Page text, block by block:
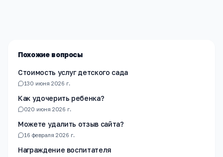
Похожие вопросы
Стоимость услуг детского сада
130 июня 2026 г.
Как удочерить ребенка?
020 июня 2026 г.
Можете удалить отзыв сайта?
1 6 февраля 2026 г.
Награждение воспитателя